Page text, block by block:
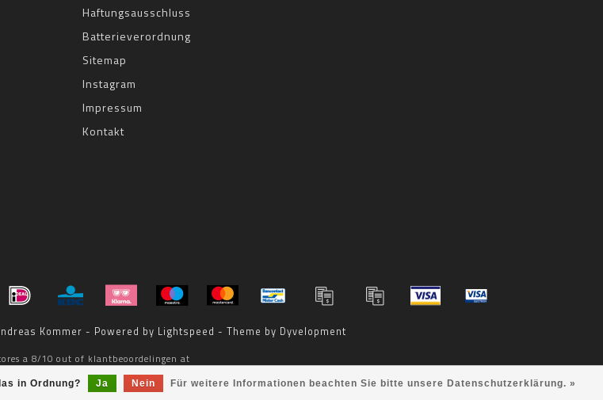
in Ordnung? Ja Nein Für weitere Informationen beachten Sie bitte unsere Datenschutzerklärung. »
Haftungsausschluss
Batterieverordnung
Sitemap
Instagram
Impressum
Kontakt
Kommer - Powered by Lightspeed - Theme by Dyvelopment
a 8/10 out of klantbeoordelingen at